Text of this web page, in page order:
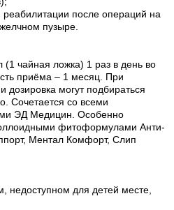
реабилитации после операций на
пузыре.
чайная ложка) 1 раз в день во
приёма – 1 месяц. При
дозировка могут подбираться
Сочетается со всеми
ЭД Медицин. Особенно
фитоформулами Анти-
Ментал Комфорт, Слип
недоступном для детей месте,